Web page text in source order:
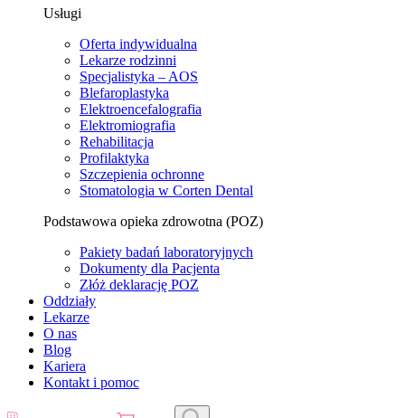
Usługi
Oferta indywidualna
Lekarze rodzinni
Specjalistyka – AOS
Blefaroplastyka
Elektroencefalografia
Elektromiografia
Rehabilitacja
Profilaktyka
Szczepienia ochronne
Stomatologia w Corten Dental
Podstawowa opieka zdrowotna (POZ)
Pakiety badań laboratoryjnych
Dokumenty dla Pacjenta
Złóż deklarację POZ
Oddziały
Lekarze
O nas
Blog
Kariera
Kontakt i pomoc